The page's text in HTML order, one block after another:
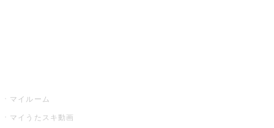
マイルーム
マイうたスキ動画